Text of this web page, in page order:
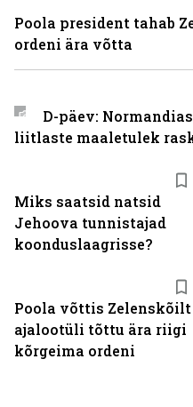
Miks saatsid natsid
Jehoova tunnistajad
koonduslaagrisse?
Poola võttis Zelenskõilt
ajalootüli tõttu ära riigi
kõrgeima ordeni
Poola president tahab
ordeni ära võtta
D-päev:
liitlaste maaletulek